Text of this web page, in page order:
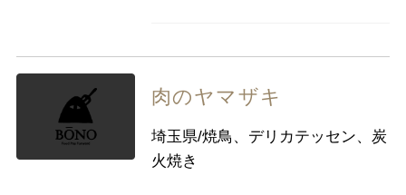
肉のヤマザキ
埼玉県/焼鳥、デリカテッセン、炭
火焼き